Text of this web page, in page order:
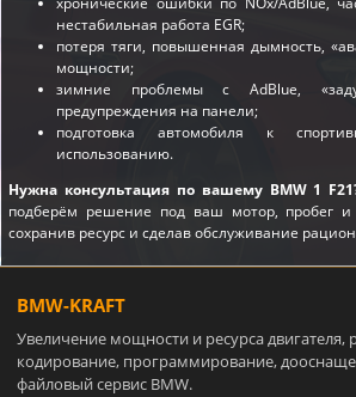
нестабильная работа EGR;
потеря тяги, повышенная дымность,
мощности;
зимние проблемы с AdBlue,
предупреждения на панели;
подготовка автомобиля к
использованию.
Нужна консультация по вашему BMW 1
подберём решение под ваш мотор, пробег и
сохранив ресурс и сделав обслуживание
BMW-KRAFT
Увеличение мощности и ресурса двигателя,
кодирование, программирование,
файловый сервис BMW.